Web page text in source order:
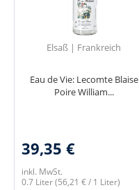
Elsaß | Frankreich
Eau de Vie: Lecomte Blaise
Poire William...
39,35 €
inkl. MwSt.
0.7 Liter(56,21 € / 1 Liter)